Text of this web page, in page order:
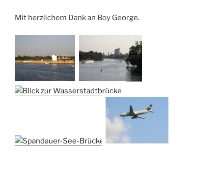
Mit herzlichem Dank an Boy George.